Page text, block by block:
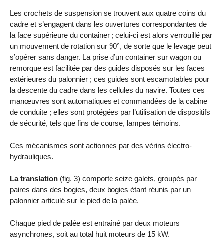
Les crochets de suspension se trouvent aux quatre coins du
cadre et s’engagent dans les ouvertures correspondantes de
la face supérieure du container ; celui-ci est alors verrouillé par
un mouvement de rotation sur 90°, de sorte que le levage peut
s’opérer sans danger. La prise d’un container sur wagon ou
remorque est facilitée par des guides disposés sur les faces
extérieures du palonnier ; ces guides sont escamotables pour
la descente du cadre dans les cellules du navire. Toutes ces
manœuvres sont automatiques et commandées de la cabine
de conduite ; elles sont protégées par l’utilisation de dispositifs
de sécurité, tels que fins de course, lampes témoins.
Ces mécanismes sont actionnés par des vérins électro-
hydrauliques.
La translation (fig. 3) comporte seize galets, groupés par
paires dans des bogies, deux bogies étant réunis par un
palonnier articulé sur le pied de la palée.
Chaque pied de palée est entraîné par deux moteurs
asynchrones, soit au total huit moteurs de 15 kW.